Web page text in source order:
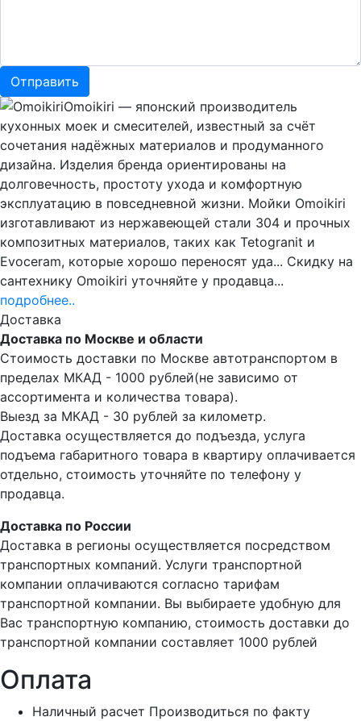
Omoikiri — японский производитель
кухонных моек и смесителей, известный за счёт
сочетания надёжных материалов и продуманного
дизайна. Изделия бренда ориентированы на
долговечность, простоту ухода и комфортную
эксплуатацию в повседневной жизни. Мойки Omoikiri
изготавливают из нержавеющей стали 304 и прочных
композитных материалов, таких как Tetogranit и
Evoceram, которые хорошо переносят уда... Скидку на
сантехнику Omoikiri уточняйте у продавца...
подробнее..
Доставка
Доставка по Москве и области
Стоимость доставки по Москве автотранспортом в
пределах МКАД - 1000 рублей(не зависимо от
ассортимента и количества товара).
Выезд за МКАД - 30 рублей за километр.
Доставка осуществляется до подъезда, услуга
подъема габаритного товара в квартиру оплачивается
отдельно, стоимость уточняйте по телефону у
продавца.
Доставка по России
Доставка в регионы осуществляется посредством
транспортных компаний. Услуги транспортной
компании оплачиваются согласно тарифам
транспортной компании. Вы выбираете удобную для
Вас транспортную компанию, стоимость доставки до
транспортной компании составляет 1000 рублей
Оплата
Наличный расчет Производиться по факту